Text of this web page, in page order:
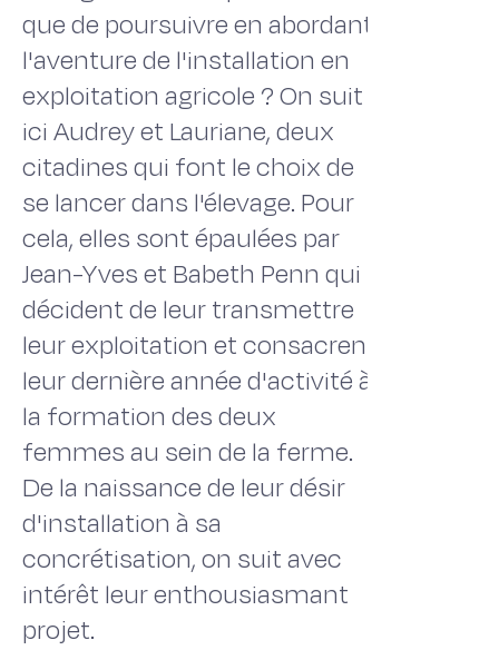
que de poursuivre en abordant
l'aventure de l'installation en
exploitation agricole ? On suit
ici Audrey et Lauriane, deux
citadines qui font le choix de
se lancer dans l'élevage. Pour
cela, elles sont épaulées par
Jean-Yves et Babeth Penn qui
décident de leur transmettre
leur exploitation et consacrent
leur dernière année d'activité à
la formation des deux
femmes au sein de la ferme.
De la naissance de leur désir
d'installation à sa
concrétisation, on suit avec
intérêt leur enthousiasmant
projet.